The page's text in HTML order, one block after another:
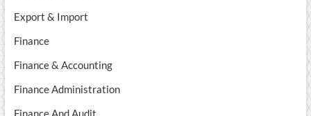
Export & Import
Finance
Finance & Accounting
Finance Administration